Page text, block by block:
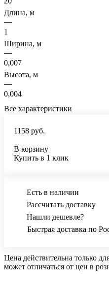
Длина, м
—
1
Ширина, м
—
0,007
Высота, м
—
0,004
Все характеристики
1158 руб.
В корзину
Купить в 1 клик
Есть в наличии
Рассчитать доставку
Нашли дешевле?
Быстрая доставка по
Цена действительна только
может отличаться от цен в